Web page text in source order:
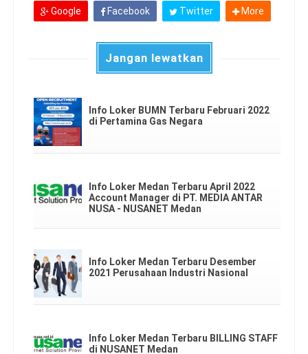
Google Facebook Twitter More
Jangan lewatkan
Info Loker BUMN Terbaru Februari 2022
di Pertamina Gas Negara
Info Loker Medan Terbaru April 2022
Account Manager di PT. MEDIA ANTAR
NUSA - NUSANET Medan
Info Loker Medan Terbaru Desember
2021 Perusahaan Industri Nasional
Info Loker Medan Terbaru BILLING STAFF
di NUSANET Medan